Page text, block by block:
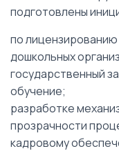
подготовлены
по лицензированию
дошкольных
государственный
обучение;
разработке
прозрачности
кадровому